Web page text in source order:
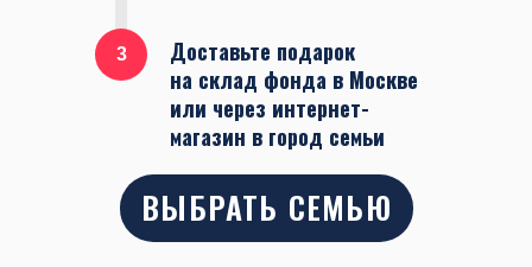
3
Доставьте подарок
на склад фонда в Москве
или через интернет-
магазин в город семьи
ВЫБРАТЬ СЕМЬЮ